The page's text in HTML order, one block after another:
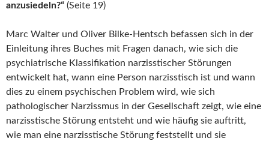
anzusiedeln?“ (Seite 19)
Marc Walter und Oliver Bilke-Hentsch befassen sich in der
Einleitung ihres Buches mit Fragen danach, wie sich die
psychiatrische Klassifikation narzisstischer Störungen
entwickelt hat, wann eine Person narzisstisch ist und wann
dies zu einem psychischen Problem wird, wie sich
pathologischer Narzissmus in der Gesellschaft zeigt, wie eine
narzisstische Störung entsteht und wie häufig sie auftritt,
wie man eine narzisstische Störung feststellt und sie